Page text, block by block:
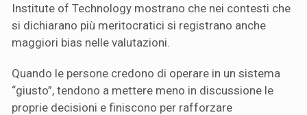
Institute of Technology mostrano che nei contesti che
si dichiarano più meritocratici si registrano anche
maggiori bias nelle valutazioni.
Quando le persone credono di operare in un sistema
“giusto”, tendono a mettere meno in discussione le
proprie decisioni e finiscono per rafforzare